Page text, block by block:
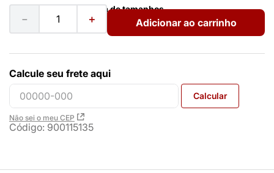
Ver guia de tamanhos
＋
－ Adicionar ao carrinho
Calcule seu frete aqui
Calcular
Não sei o meu CEP
Código: 900115135